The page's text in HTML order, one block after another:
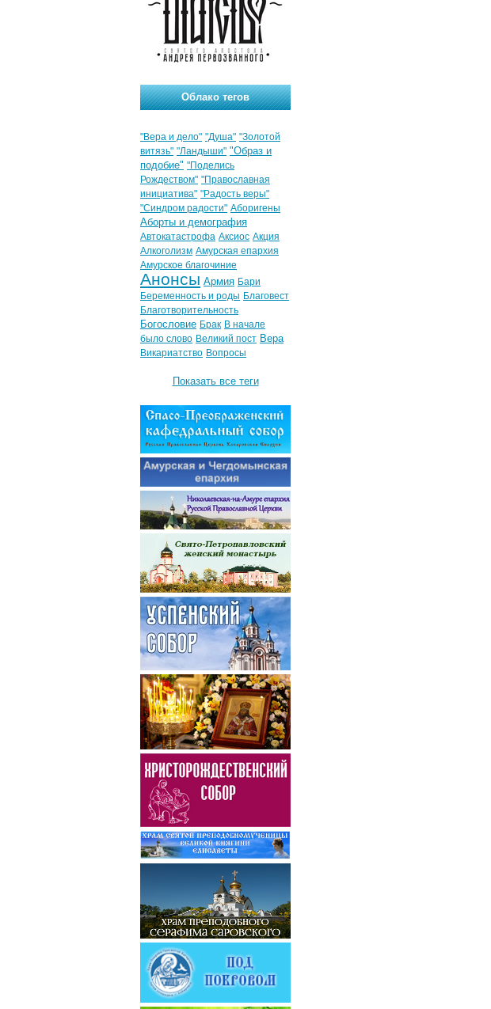
Облако тегов
"Вера и дело" "Душа" "Золотой
витязь" "Ландыши" "Образ и
подобие" "Поделись
Рождеством" "Православная
инициатива" "Радость веры"
"Синдром радости" Аборигены
Аборты и демография
Автокатастрофа Аксиос Акция
Алкоголизм Амурская епархия
Амурское благочиние
Анонсы Армия Бари
Беременность и роды Благовест
Благотворительность
Богословие Брак В начале
было слово Великий пост Вера
Викариатство Вопросы
Показать все теги